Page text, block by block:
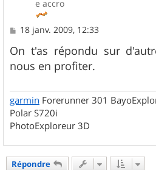
e accro
M
s
s
a
18 janv. 2009, 12:33
On t'as répondu sur
nous en profiter.
garmin Forerunner 301
Polar S720i
PhotoExploreur 3D
Répondre